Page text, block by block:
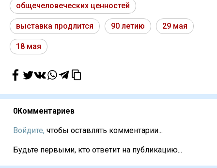
общечеловеческих ценностей
выставка продлится 90 летию 29 мая
18 мая
0Комментариев
Войдите, чтобы оставлять комментарии...
Будьте первыми, кто ответит на публикацию...